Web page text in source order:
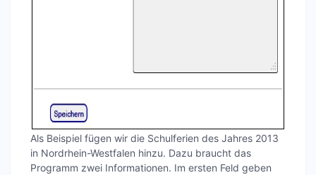
Als Beispiel fügen wir die Schulferien des Jahres 2013
in Nordrhein-Westfalen hinzu. Dazu braucht das
Programm zwei Informationen. Im ersten Feld geben